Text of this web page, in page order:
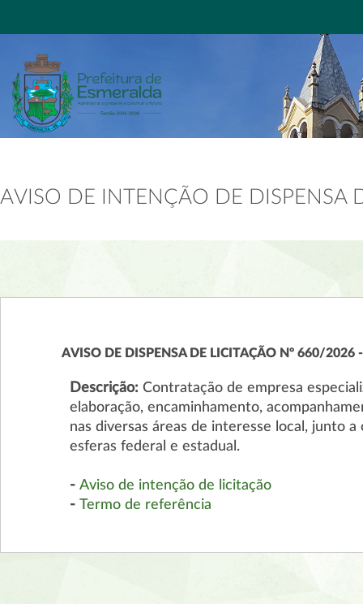
AVISO DE INTENÇÃO DE DISPENSA
AVISO DE DISPENSA DE LICITAÇÃO Nº 660/
Descrição:Contratação de empresa
elaboração, encaminhamento,
nas diversas áreas de interesse local, junto
esferas federal e estadual.
- Aviso de intenção de licitação
- Termo de referência